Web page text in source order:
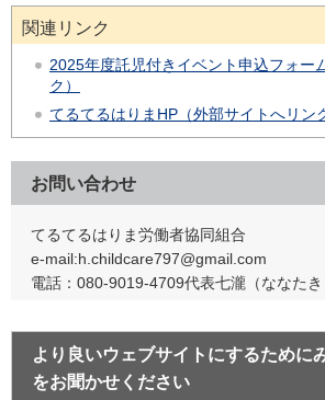
関連リンク
2025年度託児付きイベント申込フォー
ク）
てるてるはりまHP（外部サイトへリン
お問い合わせ
てるてるはりま労働者協同組合
e-mail:h.childcare797@gmail.com
電話：080-9019-4709代表七瀧（ななたき
より良いウェブサイトにするために
をお聞かせください